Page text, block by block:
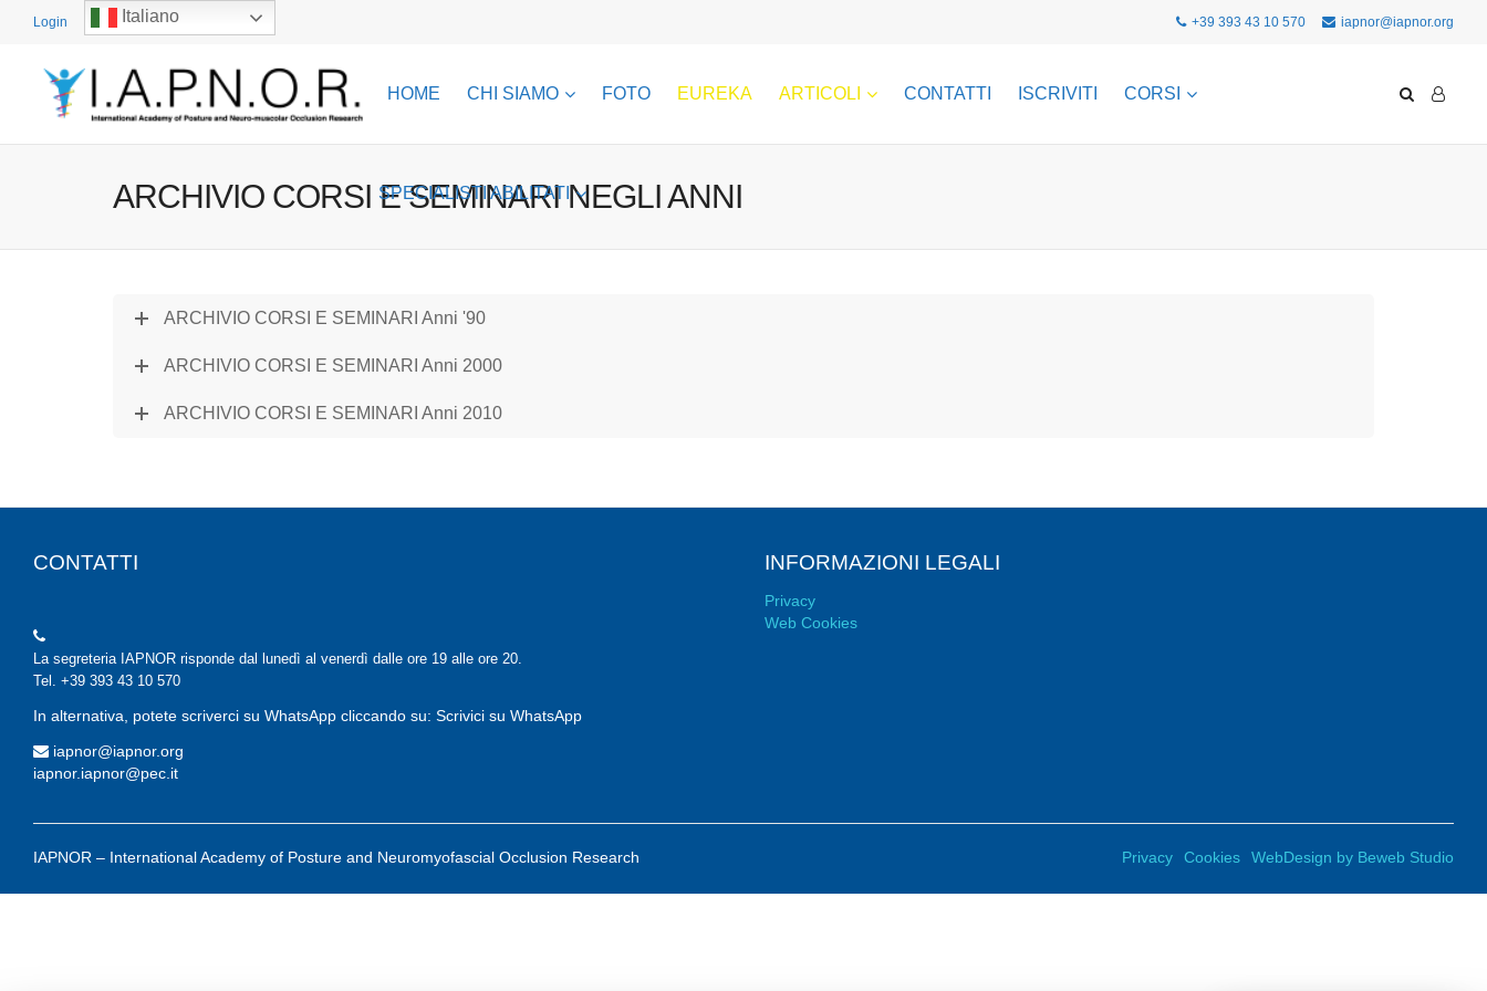
Login Italiano +39 393 43 10 570 iapnor@iapnor.org
HOME CHI SIAMO FOTO EUREKA ARTICOLI CONTATTI ISCRIVITI CORSI
SPECIALISTI ABILITATI
ARCHIVIO CORSI E SEMINARI NEGLI ANNI
ARCHIVIO CORSI E SEMINARI Anni '90
ARCHIVIO CORSI E SEMINARI Anni 2000
ARCHIVIO CORSI E SEMINARI Anni 2010
CONTATTI
La segreteria IAPNOR risponde dal lunedì al venerdì dalle ore 19 alle ore 20.
Tel. +39 393 43 10 570
In alternativa, potete scriverci su WhatsApp cliccando su: Scrivici su WhatsApp
iapnor@iapnor.org
iapnor.iapnor@pec.it
INFORMAZIONI LEGALI
Privacy
Web Cookies
IAPNOR – International Academy of Posture and Neuromyofascial Occlusion Research Privacy Cookies WebDesign by Beweb Studio